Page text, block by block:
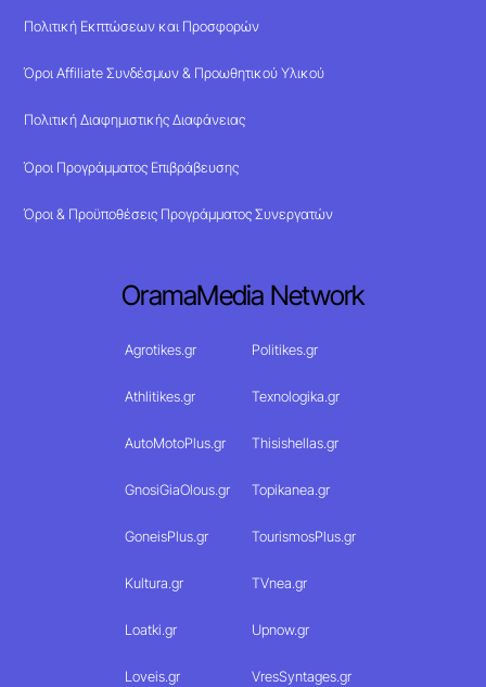
Πολιτική Εκπτώσεων και Προσφορών
Όροι Affiliate Συνδέσμων & Προωθητικού Υλικού
Πολιτική Διαφημιστικής Διαφάνειας
Όροι Προγράμματος Επιβράβευσης
Όροι & Προϋποθέσεις Προγράμματος Συνεργατών
OramaMedia Network
Agrotikes.gr Politikes.gr
Athlitikes.gr Texnologika.gr
AutoMotoPlus.gr Thisishellas.gr
GnosiGiaOlous.gr Topikanea.gr
GoneisPlus.gr TourismosPlus.gr
Kultura.gr TVnea.gr
Loatki.gr Upnow.gr
Loveis.gr VresSyntages.gr